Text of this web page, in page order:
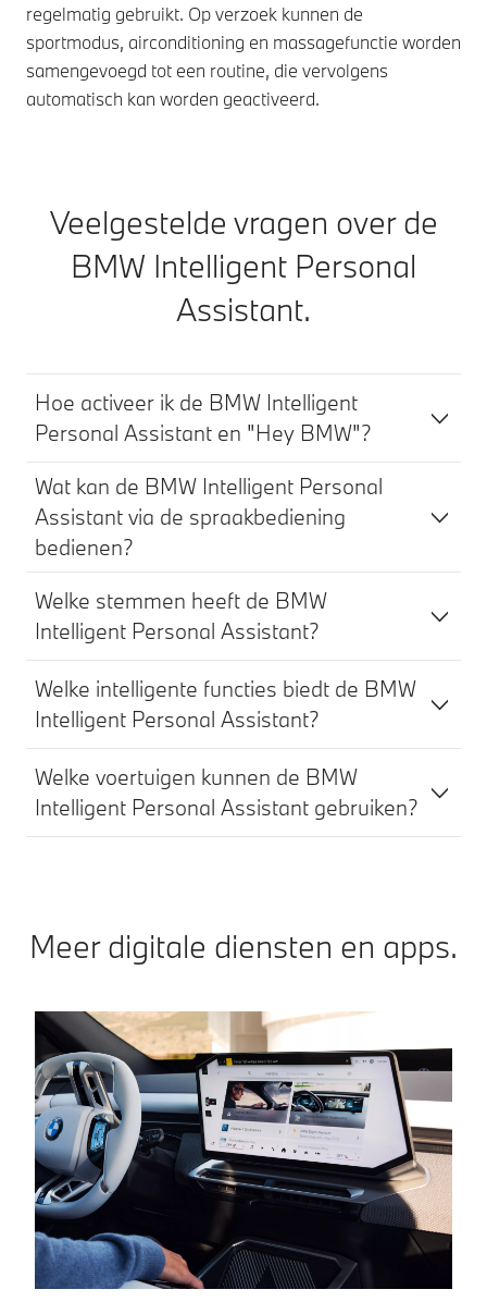
regelmatig gebruikt. Op verzoek kunnen de
sportmodus, airconditioning en massagefunctie worden
samengevoegd tot een routine, die vervolgens
automatisch kan worden geactiveerd.
Veelgestelde vragen over de
BMW Intelligent Personal
Assistant.
Hoe activeer ik de BMW Intelligent
Personal Assistant en "Hey BMW"?
Wat kan de BMW Intelligent Personal
Assistant via de spraakbediening
bedienen?
Welke stemmen heeft de BMW
Intelligent Personal Assistant?
Welke intelligente functies biedt de BMW
Intelligent Personal Assistant?
Welke voertuigen kunnen de BMW
Intelligent Personal Assistant gebruiken?
Meer digitale diensten en apps.